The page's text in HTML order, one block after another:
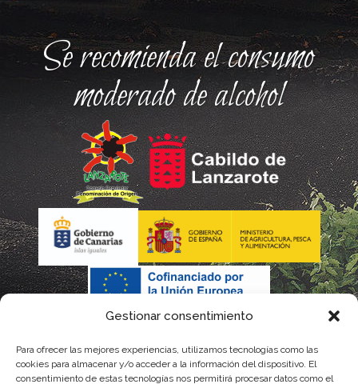
Gestionar consentimiento
Para ofrecer las mejores experiencias, utilizamos tecnologías como las
cookies para almacenar y/o acceder a la información del dispositivo. El
consentimiento de estas tecnologías nos permitirá procesar datos como el
Se recomienda el consumo
moderado de alcohol